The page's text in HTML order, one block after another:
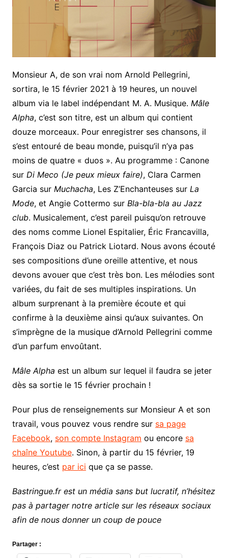
Monsieur A, de son vrai nom Arnold Pellegrini,
sortira, le 15 février 2021 à 19 heures, un nouvel
album via le label indépendant M. A. Musique. Mâle
Alpha, c’est son titre, est un album qui contient
douze morceaux. Pour enregistrer ses chansons, il
s’est entouré de beau monde, puisqu’il n’ya pas
moins de quatre « duos ». Au programme : Canone
sur Di Meco (Je peux mieux faire), Clara Carmen
Garcia sur Muchacha, Les Z’Enchanteuses sur La
Mode, et Angie Cottermo sur Bla-bla-bla au Jazz
club. Musicalement, c’est pareil puisqu’on retrouve
des noms comme Lionel Espitalier, Éric Francavilla,
François Diaz ou Patrick Liotard. Nous avons écouté
ses compositions d’une oreille attentive, et nous
devons avouer que c’est très bon. Les mélodies sont
variées, du fait de ses multiples inspirations. Un
album surprenant à la première écoute et qui
confirme à la deuxième ainsi qu’aux suivantes. On
s’imprègne de la musique d’Arnold Pellegrini comme
d’un parfum envoûtant.
Mâle Alpha est un album sur lequel il faudra se jeter
dès sa sortie le 15 février prochain !
Pour plus de renseignements sur Monsieur A et son
travail, vous pouvez vous rendre sur sa page
Facebook, son compte Instagram ou encore sa
chaîne Youtube. Sinon, à partir du 15 février, 19
heures, c’est par ici que ça se passe.
Bastringue.fr est un média sans but lucratif, n’hésitez
pas à partager notre article sur les réseaux sociaux
afin de nous donner un coup de pouce
Partager :